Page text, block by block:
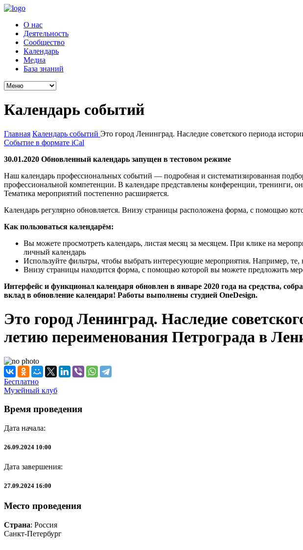
О нас
Деятельность
Сообщество
Календарь
Медиа
База знаний
Календарь событий
Главная Календарь событий Это город Ленинград. Наследие советского периода
Событие в формате iCal
30.01.2020 Обновленный календарь запущен в тестовом режиме
Наш календарь профессиональных событий — подробная и систематизированная
профессиональной компетенции. В календаре представлены конференции,
Тематика мероприятий постепенно расширяется.
Календарь регулярно обновляется. Внизу страницы расположена форма, с помощью
Как пользоваться календарём:
Вы можете просмотреть календарь, листая месяц за месяцем. При клике на
личный календарь
Используйте фильтры, чтобы выбрать интересующие мероприятия. Например, те,
Внизу страницы находится форма, с помощью которой вы можете предложить
Интерфейс и функционал календаря обновлен в январе 2020 года на средства,
вклад в обновление календаря! Работы выполнены студией OneDesign.
Это город Ленинград. Наследие
летию переименования Петрограда в
Бесплатно
Музейный клуб
Время проведения
Дата начала:
26.09.2024 10:00
Дата завершения:
27.09.2024 16:00
Место проведения
Страна: Россия
Санкт-Петербург